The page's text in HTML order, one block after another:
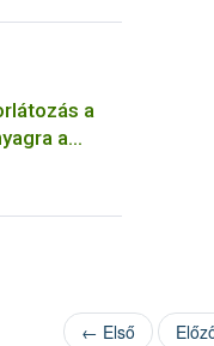
a
a
← Első